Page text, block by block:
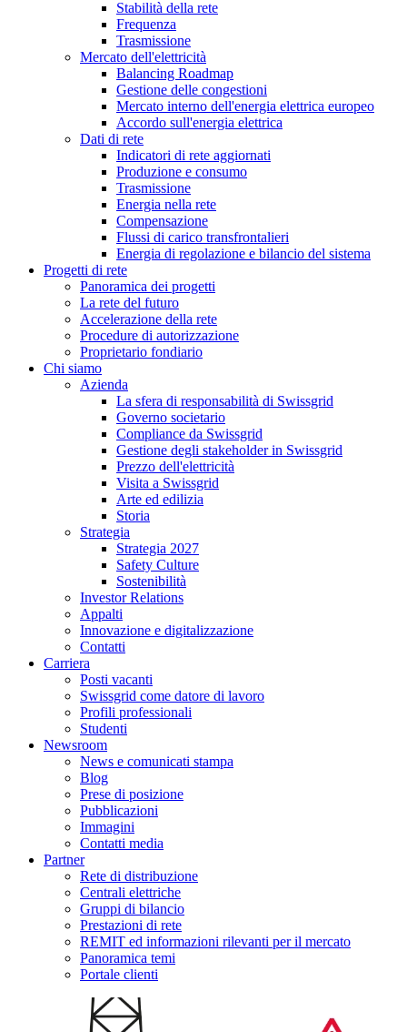
Stabilità della rete
Frequenza
Trasmissione
Mercato dell'elettricità
Balancing Roadmap
Gestione delle congestioni
Mercato interno dell'energia elettrica europeo
Accordo sull'energia elettrica
Dati di rete
Indicatori di rete aggiornati
Produzione e consumo
Trasmissione
Energia nella rete
Compensazione
Flussi di carico transfrontalieri
Energia di regolazione e bilancio del sistema
Progetti di rete
Panoramica dei progetti
La rete del futuro
Accelerazione della rete
Procedure di autorizzazione
Proprietario fondiario
Chi siamo
Azienda
La sfera di responsabilità di Swissgrid
Governo societario
Compliance da Swissgrid
Gestione degli stakeholder in Swissgrid
Prezzo dell'elettricità
Visita a Swissgrid
Arte ed edilizia
Storia
Strategia
Strategia 2027
Safety Culture
Sostenibilità
Investor Relations
Appalti
Innovazione e digitalizzazione
Contatti
Carriera
Posti vacanti
Swissgrid come datore di lavoro
Profili professionali
Studenti
Newsroom
News e comunicati stampa
Blog
Prese di posizione
Pubblicazioni
Immagini
Contatti media
Partner
Rete di distribuzione
Centrali elettriche
Gruppi di bilancio
Prestazioni di rete
REMIT ed informazioni rilevanti per il mercato
Panoramica temi
Portale clienti